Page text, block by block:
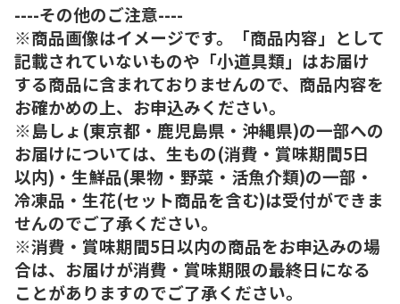
----その他のご注意----
※商品画像はイメージです。「商品内容」として
記載されていないものや「小道具類」はお届け
する商品に含まれておりませんので、商品内容を
お確かめの上、お申込みください。
※島しょ(東京都・鹿児島県・沖縄県)の一部への
お届けについては、生もの(消費・賞味期間5日
以内)・生鮮品(果物・野菜・活魚介類)の一部・
冷凍品・生花(セット商品を含む)は受付ができま
せんのでご了承ください。
※消費・賞味期間5日以内の商品をお申込みの場
合は、お届けが消費・賞味期限の最終日になる
ことがありますのでご了承ください。